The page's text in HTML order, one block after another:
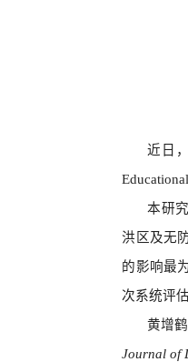
近日
本研
洪区及无
的影响最
次系统评
黄增鹤
Journal of